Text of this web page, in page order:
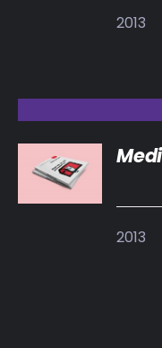
2013
DETALLES
2013